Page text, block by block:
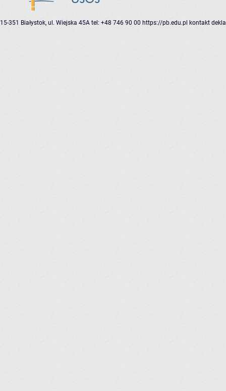
15-351 Białystok, ul. Wiejska 45A tel: +48 746 90 00 https://pb.edu.pl kontakt